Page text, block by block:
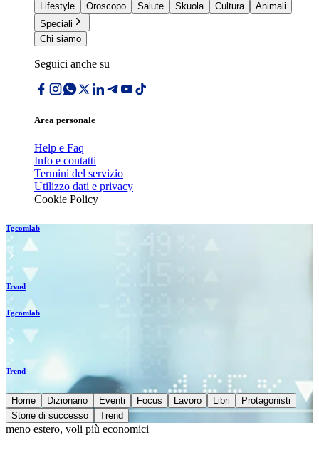
Lifestyle
Oroscopo Salute Skuola Cultura
Animali
Speciali
Chi siamo
Seguici anche su
Area personale
Help e Faq
Info e contatti
Termini del servizio
Utilizzo dati e privacy
Cookie Policy
Tgcomlab
Trend
Tgcomlab
Trend
Home Dizionario Eventi Focus Lavoro Libri
Protagonisti
Storie di successo
Trend
meno estero, voli più economici